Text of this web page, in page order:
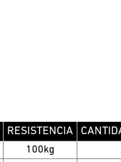
RESISTENCIA
100kg